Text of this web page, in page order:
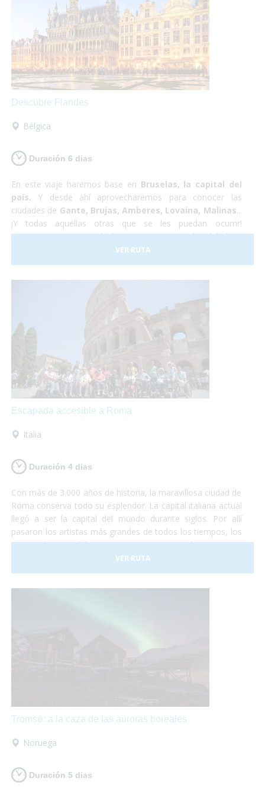
arrepentirás!
Descubre Flandes
Bélgica
Duración 6 dias
En este viaje haremos base en Bruselas, la capital del
país. Y desde ahí aprovecharemos para conocer las
ciudades de Gante, Brujas, Amberes, Lovaina, Malinas...
¡Y todas aquellas otras que se les puedan ocurrir!
Proponemos pasar toda la estancia en Bruselas debido a
excelentementeadaptados
comunicación con el resto del país entransporte publico
VER RUTA
Escapada accesible a Roma
Italia
Duración 4 dias
Con más de 3.000 años de historia, la maravillosa ciudad de
Roma conserva todo su esplendor. La capital italiana actual
llegó a ser la capital del mundo durante siglos. Por allí
pasaron los artistas más grandes de todos los tiempos, los
emperadores del Imperio Romano, los Papas,
comerciantes de todos los lugares del mundo y todo lo que
te puedas imaginar. Y Roma no es sólo visitar
VER RUTA
Tromsø: a la caza de las auroras boreales
Noruega
Duración 5 dias